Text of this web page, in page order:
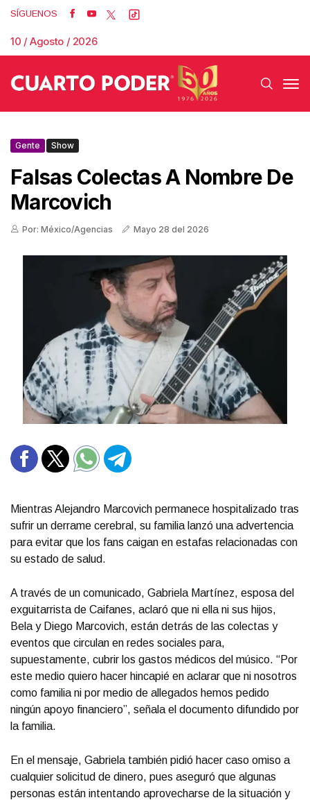
SÍGUENOS
10 / Agosto / 2026
Gente Show
Falsas Colectas A Nombre De
Marcovich
Por: México/Agencias Mayo 28 del 2026
Mientras Alejandro Marcovich permanece hospitalizado tras
sufrir un derrame cerebral, su familia lanzó una advertencia
para evitar que los fans caigan en estafas relacionadas con
su estado de salud.
A través de un comunicado, Gabriela Martínez, esposa del
exguitarrista de Caifanes, aclaró que ni ella ni sus hijos,
Bela y Diego Marcovich, están detrás de las colectas y
eventos que circulan en redes sociales para,
supuestamente, cubrir los gastos médicos del músico. “Por
este medio quiero hacer hincapié en aclarar que ni nosotros
como familia ni por medio de allegados hemos pedido
ningún apoyo financiero”, señala el documento difundido por
la familia.
En el mensaje, Gabriela también pidió hacer caso omiso a
cualquier solicitud de dinero, pues aseguró que algunas
personas están intentando aprovecharse de la situación y